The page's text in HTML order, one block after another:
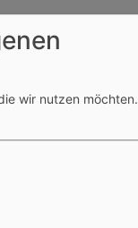
wir nutzen möchten.